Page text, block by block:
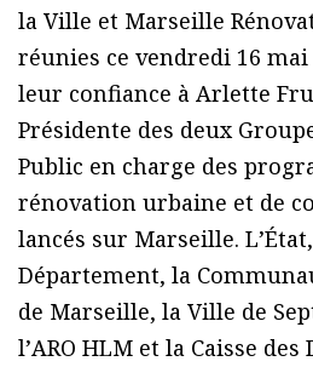
la Ville et Marseille
réunies ce vendredi 16 mai
leur confiance à Arlette
Présidente des deux
Public en charge des
rénovation urbaine et de
lancés sur Marseille.
Département, la
de Marseille, la Ville de
lʼARO HLM et la Caisse des